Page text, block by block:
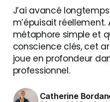
J’ai avancé
m’épuisait réellement.
métaphore simple et
conscience clés, cet
joue en profondeur
professionnel.
Catherine